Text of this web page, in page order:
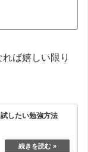
ば嬉しい限り
したい勉強方法